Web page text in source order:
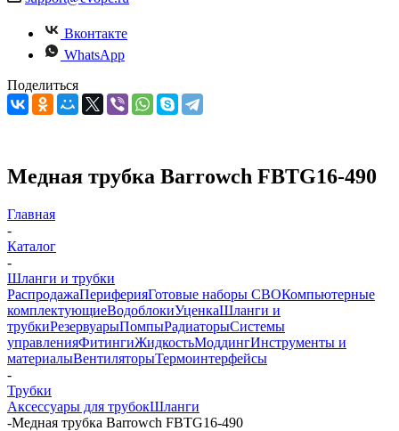
Вконтакте
WhatsApp
Поделиться
Медная трубка Barrowch FBTG16-490
Главная
-
Каталог
-
Шланги и трубки
РаспродажаПериферияГотовые наборы СВОКомпьютерные
комплектующиеВодоблокиУценкаШланги и
трубкиРезервуарыПомпыРадиаторыСистемы
управленияФитингиЖидкостьМоддингИнструменты и
материалыВентиляторыТермоинтерфейсы
-
Трубки
Аксессуары для трубокШланги
-Медная трубка Barrowch FBTG16-490